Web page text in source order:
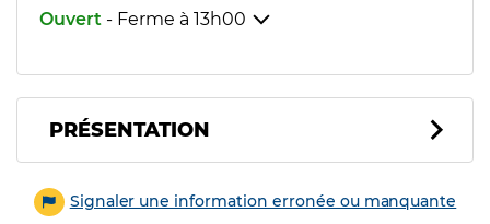
Ouvert - Ferme à 13h00
PRÉSENTATION
Signaler une information erronée ou manquante